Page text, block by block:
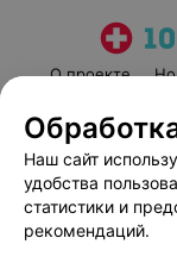
О проекте
Наш сайт
удобства
статистики и
рекомендаций.